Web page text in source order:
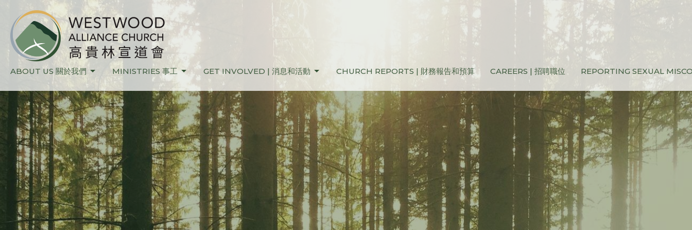
ABOUT US 關於我們 MINISTRIES 事工 GET INVOLVED | 消息和活動 CHURCH REPORTS | 財務報告和預算 CAREERS | 招聘職位 REPORTING SEXUAL